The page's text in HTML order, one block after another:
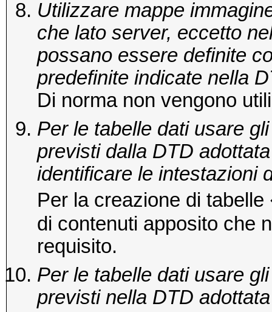
Utilizzare mappe
che lato server, eccetto
possano essere definite
predefinite indicate nella
Di norma non vengono
Per le tabelle dati usare
previsti dalla DTD
identificare le intestazioni
Per la creazione di
di contenuti apposito che
requisito.
Per le tabelle dati usare
previsti nella DTD